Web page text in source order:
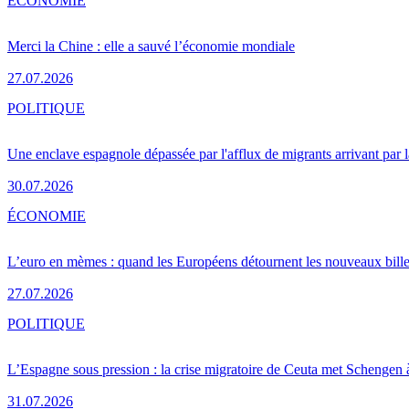
Merci la Chine : elle a sauvé l’économie mondiale
27.07.2026
Une enclave espagnole dépassée par l'afflux de migrants arrivant par
30.07.2026
POLITIQUE
L’euro en mèmes : quand les Européens détournent les nouveaux
27.07.2026
ÉCONOMIE
L’Espagne sous pression : la crise migratoire de Ceuta met Schengen
31.07.2026
POLITIQUE